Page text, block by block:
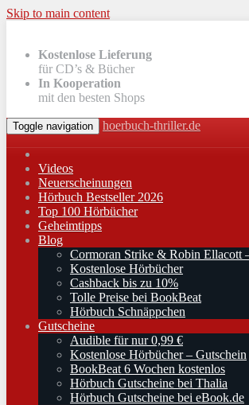
Skip to main content
Kostenlose Lieferung
für CD’s & Bücher
In Kooperation
mit den besten Shops
Toggle navigation hoerbuch-thriller.de
Videos
Neuerscheinungen
Hörbuch Bestseller 2026
Top 100 Hörbücher
Geheimtipps
Blog
Cormoran Strike & Robin Ellacott
Kostenlose Hörbücher
Cashback bis zu 10%
Tolle Preise bei BookBeat
Hörbuch Schnäppchen
Gutscheine
Audible für nur 0,99 €
Kostenlose Hörbücher – Gutschein
BookBeat 6 Wochen kostenlos
Hörbuch Gutscheine bei Thalia
Hörbuch Gutscheine bei eBook.de